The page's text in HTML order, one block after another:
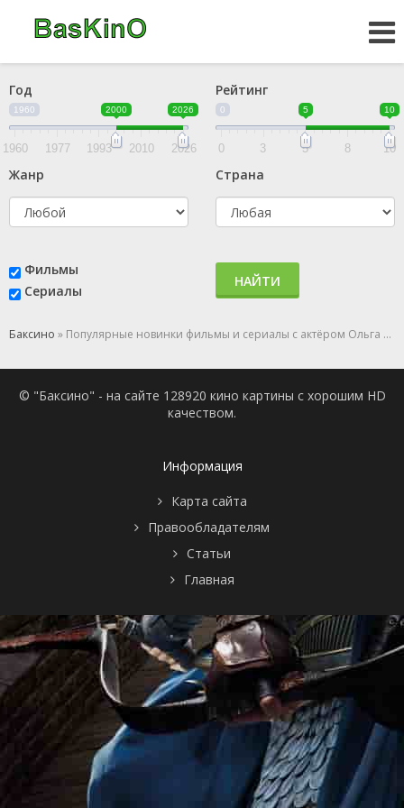
Год
1960 2000 2026
1960 1977 1993 2010 2026
Рейтинг
0 5 10
0 3 5 8 10
Жанр Страна
Фильмы
Сериалы
НАЙТИ
Баксино » Популярные новинки фильмы и сериалы с актёром Ольга Морозова
© "Баксино" - на сайте 128920 кино картины с хорошим HD
качеством.
Информация
Карта сайта
Правообладателям
Статьи
Главная